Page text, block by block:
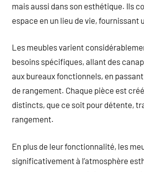
mais aussi dans son esthétique. Ils
espace en un lieu de vie, fournissant
Les meubles varient
besoins spécifiques, allant des
aux bureaux fonctionnels, en
de rangement. Chaque pièce est
distincts, que ce soit pour détente,
rangement.
En plus de leur fonctionnalité, les
significativement à l’atmosphère